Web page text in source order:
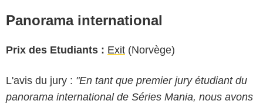
Panorama international
Prix des Etudiants : Exit (Norvège)
L'avis du jury : "En tant que premier jury étudiant du
panorama international de Séries Mania, nous avons